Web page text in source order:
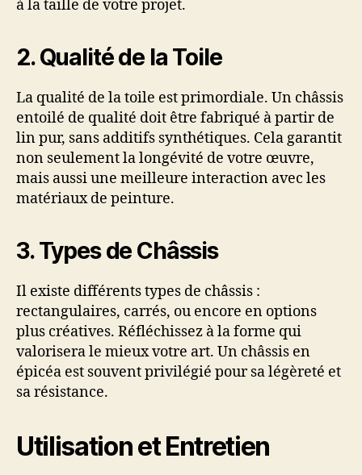
à la taille de votre projet.
2. Qualité de la Toile
La qualité de la toile est primordiale. Un châssis
entoilé de qualité doit être fabriqué à partir de
lin pur, sans additifs synthétiques. Cela garantit
non seulement la longévité de votre œuvre,
mais aussi une meilleure interaction avec les
matériaux de peinture.
3. Types de Châssis
Il existe différents types de châssis :
rectangulaires, carrés, ou encore en options
plus créatives. Réfléchissez à la forme qui
valorisera le mieux votre art. Un châssis en
épicéa est souvent privilégié pour sa légèreté et
sa résistance.
Utilisation et Entretien